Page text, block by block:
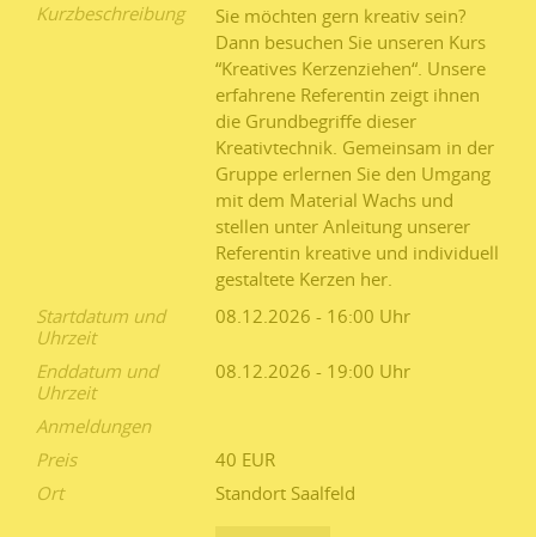
Kurzbeschreibung
Sie möchten gern kreativ sein?
Dann besuchen Sie unseren Kurs
“Kreatives Kerzenziehen“. Unsere
erfahrene Referentin zeigt ihnen
die Grundbegriffe dieser
Kreativtechnik. Gemeinsam in der
Gruppe erlernen Sie den Umgang
mit dem Material Wachs und
stellen unter Anleitung unserer
Referentin kreative und individuell
gestaltete Kerzen her.
Startdatum und
Uhrzeit
08.12.2026 - 16:00
Enddatum und
Uhrzeit
08.12.2026 - 19:00
Anmeldungen
Preis
40 EUR
Ort
Standort Saalfeld